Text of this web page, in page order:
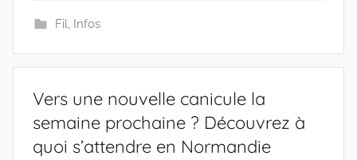
Fil, Infos
Vers une nouvelle canicule la
semaine prochaine ? Découvrez à
quoi s’attendre en Normandie